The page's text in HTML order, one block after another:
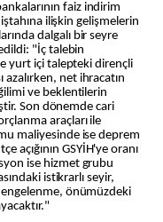
faiz indirim
ilişkin gelişmelerin
dalgalı bir seyre
"İç talebin
yurt içi talepteki dirençli
net ihracatın
ve beklentilerin
Son dönemde cari
araçları ile
maliyesinde ise deprem
açığının GSYİH'ye oranı
ise hizmet grubu
istikrarlı seyir,
önümüzdeki